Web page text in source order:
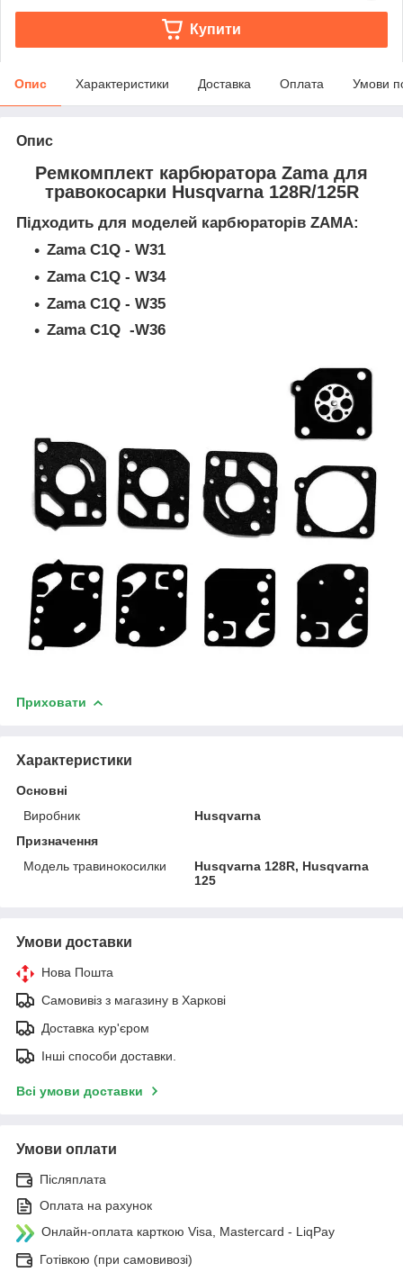
Купити
Опис Характеристики Доставка Оплата Умови
Опис
Ремкомплект карбюратора Zama для
травокосарки Husqvarna 128R/125R
Підходить для моделей карбюраторів ZAMA:
Zama C1Q - W31
Zama C1Q - W34
Zama C1Q - W35
Zama C1Q -W36
Приховати
Характеристики
Основні
Виробник
Husqvarna
Призначення
Модель травинокосилки
Husqvarna 128R, Husqvarna
125
Умови доставки
Нова Пошта
Самовивіз з магазину в Харкові
Доставка кур'єром
Інші способи доставки.
Всі умови доставки
Умови оплати
Післяплата
Оплата на рахунок
Онлайн-оплата карткою Visa, Mastercard - LiqPay
Готівкою (при самовивозі)